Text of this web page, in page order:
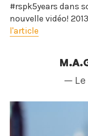
#rspk5years dans
nouvelle vidéo!
l'article
─ Le